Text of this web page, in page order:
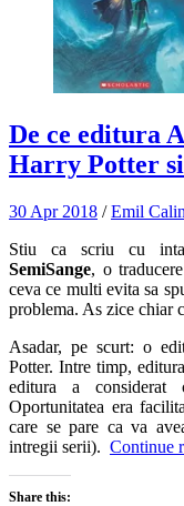
De ce editura
Harry Potter
30 Apr 2018 /Emil
Stiu ca scriu cu
SemiSange, o
ceva ce multi evita sa
problema. As zice chiar
Asadar, pe scurt: o
Potter. Intre timp,
editura a considerat
Oportunitatea era
care se pare ca va
intregii serii). Continue
Share this: